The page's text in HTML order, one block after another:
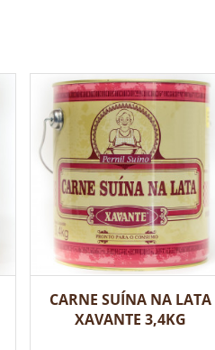
CARNE SUÍNA NA LATA
XAVANTE 3,4KG